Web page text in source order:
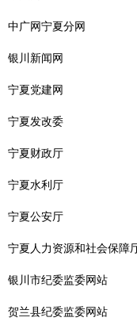
中广网宁夏分网
银川新闻网
宁夏党建网
宁夏发改委
宁夏财政厅
宁夏水利厅
宁夏公安厅
宁夏人力资源和社会保障
银川市纪委监委网站
贺兰县纪委监委网站